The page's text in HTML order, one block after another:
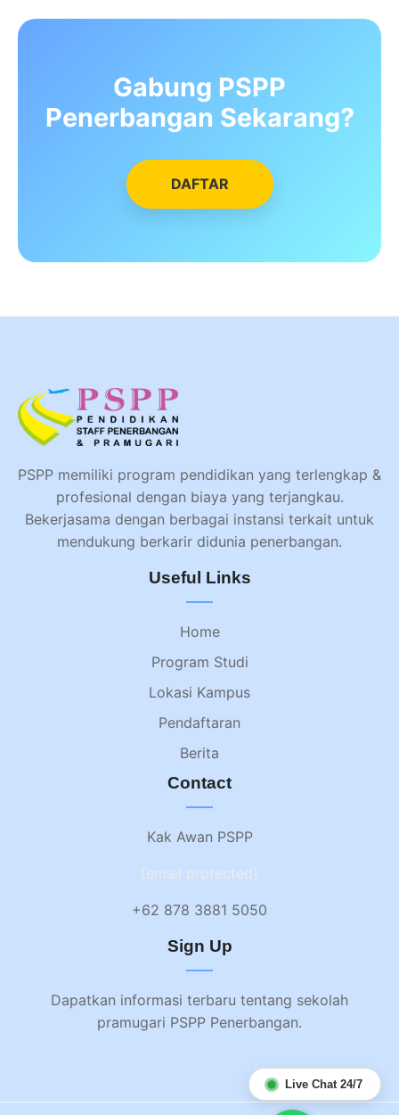
Gabung PSPP
Penerbangan Sekarang?
DAFTAR
PSPP memiliki program pendidikan yang terlengkap &
profesional dengan biaya yang terjangkau.
Bekerjasama dengan berbagai instansi terkait untuk
mendukung berkarir didunia penerbangan.
Useful Links
Home
Program Studi
Lokasi Kampus
Pendaftaran
Berita
Contact
Kak Awan PSPP
[email protected]
+62 878 3881 5050
Sign Up
Dapatkan informasi terbaru tentang sekolah
pramugari PSPP Penerbangan.
Live Chat 24/7